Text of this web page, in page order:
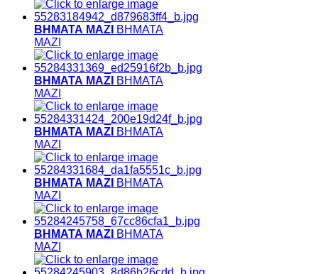
ΒΗΜΑΤΑ ΜΑΖΙ ΒΗΜΑΤΑ
ΜΑΖΙ
ΒΗΜΑΤΑ ΜΑΖΙ ΒΗΜΑΤΑ
ΜΑΖΙ
ΒΗΜΑΤΑ ΜΑΖΙ ΒΗΜΑΤΑ
ΜΑΖΙ
ΒΗΜΑΤΑ ΜΑΖΙ ΒΗΜΑΤΑ
ΜΑΖΙ
ΒΗΜΑΤΑ ΜΑΖΙ ΒΗΜΑΤΑ
ΜΑΖΙ